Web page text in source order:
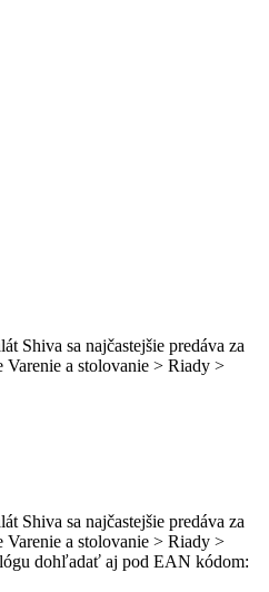
Shiva sa najčastejšie predáva za
Varenie a stolovanie > Riady >
Shiva sa najčastejšie predáva za
Varenie a stolovanie > Riady >
dohľadať aj pod EAN kódom: